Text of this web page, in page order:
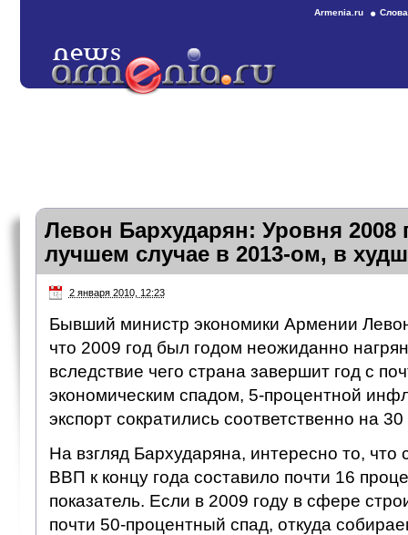
Armenia.ru
Левон Бархударян: Уровня 2008
лучшем случае в 2013-ом, в
2 января 2010, 12:23
Бывший министр экономики Армении
что 2009 год был годом неожиданно
вследствие чего страна завершит год с
экономическим спадом, 5-процентной
экспорт сократились соответственно на
На взгляд Бархударяна, интересно то, что
ВВП к концу года составило почти 16
показатель. Если в 2009 году в сфере
почти 50-процентный спад, откуда